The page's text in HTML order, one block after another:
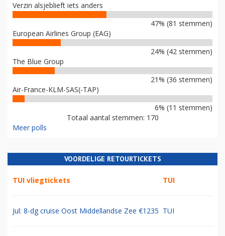
Verzin alsjeblieft iets anders
47% (81 stemmen)
European Airlines Group (EAG)
24% (42 stemmen)
The Blue Group
21% (36 stemmen)
Air-France-KLM-SAS(-TAP)
6% (11 stemmen)
Totaal aantal stemmen: 170
Meer polls
VOORDELIGE RETOURTICKETS
TUI vliegtickets TUI
Jul: 8-dg cruise Oost Middellandse Zee €1235 TUI